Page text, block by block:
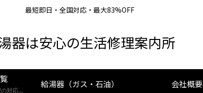
最短即日・全国対応・最大83%OFF
器は安心の生活修理案内所
【全国対応】給湯器交換・修理の対応エリア一覧。北海道から沖縄まで、創業25年の実績あるプロが最短即日で駆けつけます。リンナイ・ノーリツ・パロマなど全メーカー対応。お住まいの地域の施工事例や費用相場をご確認いただけます。
給湯器（ガス・石油） 会社概要